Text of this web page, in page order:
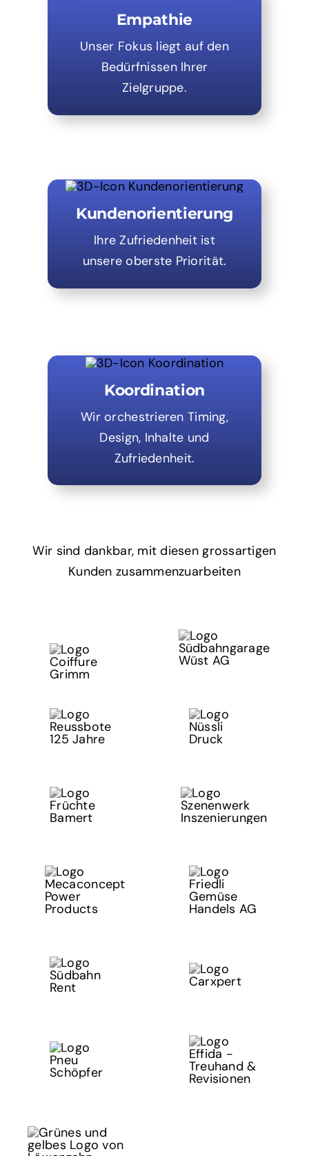
Empathie
Unser Fokus liegt auf den
Bedürfnissen Ihrer
Zielgruppe.
Kundenorientierung
Ihre Zufriedenheit ist
unsere oberste Priorität.
Koordination
Wir orchestrieren Timing,
Design, Inhalte und
Zufriedenheit.
Wir sind dankbar, mit diesen grossartigen
Kunden zusammenzuarbeiten